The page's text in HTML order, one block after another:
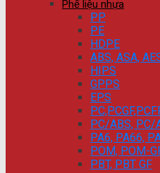
Phế liệu nhựa
PP
PE
HDPE
ABS, ASA,
HIPS
GPPS
EPS
PC/ABS, PC/
PA6, PA66,
POM, POM-
PBT, PBT GF